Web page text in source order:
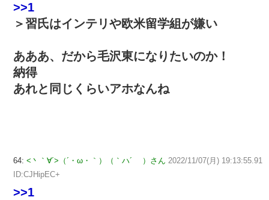
>>1
＞習氏はインテリや欧米留学組が嫌い
あああ、だから毛沢東になりたいのか！
納得
あれと同じくらいアホなんね
64: <丶｀∀´>（´・ω・｀）（｀ハ´ ）さん 2022/11/07(月) 19:13:55.91
ID:CJHipEC+
>>1